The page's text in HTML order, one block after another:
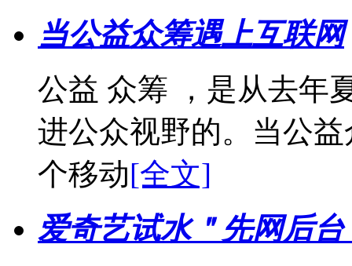
当公益众筹遇上互联网
公益 众筹 ，是从去年
进公众视野的。当公
个移动[全文]
爱奇艺试水＂先网后